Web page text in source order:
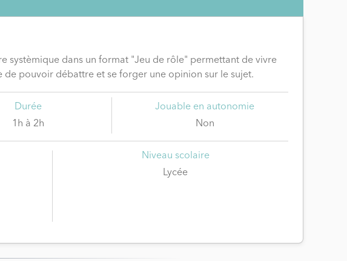
systèmique dans un format "Jeu de rôle" permettant de vivre
pouvoir débattre et se forger une opinion sur le sujet.
Durée
1h à 2h
Jouable en autonomie
Non
Niveau scolaire
Lycée